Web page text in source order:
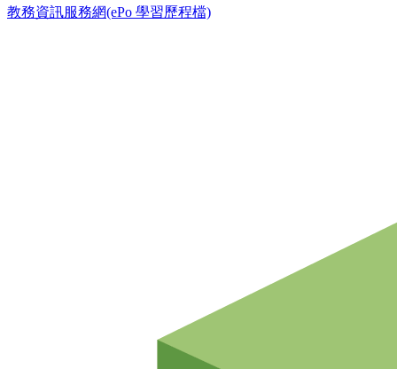
教務資訊服務網(ePo 學習歷程檔)